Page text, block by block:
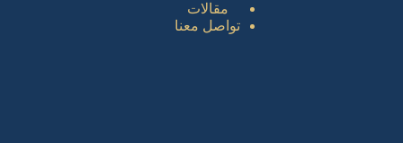
مقالات
تواصل معنا